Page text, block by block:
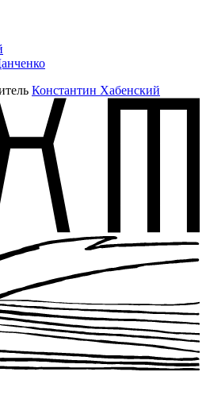
Константин Хабенский